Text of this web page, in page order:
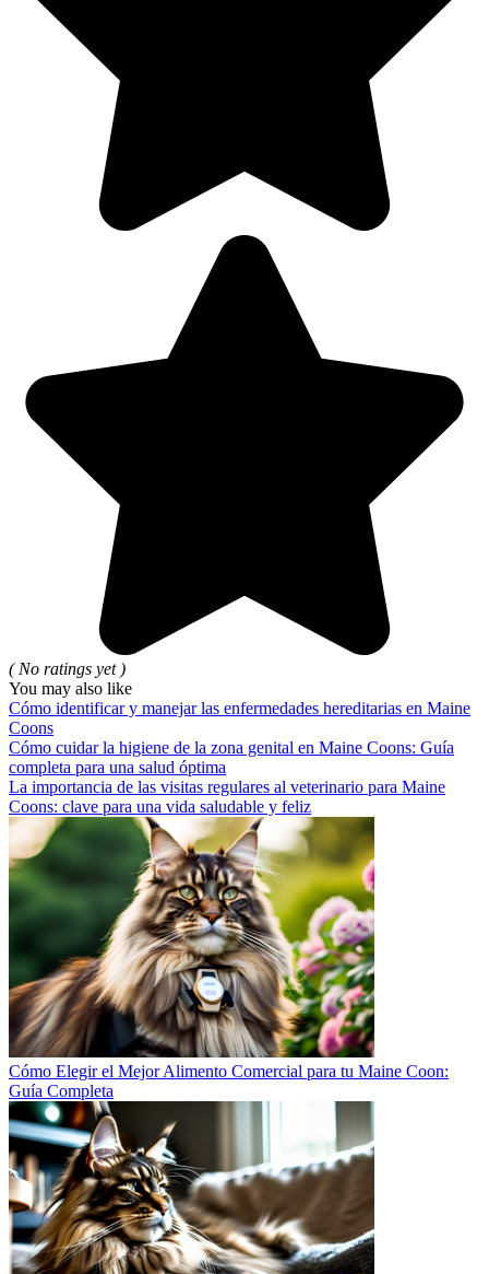
( No ratings yet )
You may also like
Cómo identificar y manejar las enfermedades hereditarias en Maine
Coons
Cómo cuidar la higiene de la zona genital en Maine Coons: Guía
completa para una salud óptima
La importancia de las visitas regulares al veterinario para Maine
Coons: clave para una vida saludable y feliz
Cómo Elegir el Mejor Alimento Comercial para tu Maine Coon:
Guía Completa